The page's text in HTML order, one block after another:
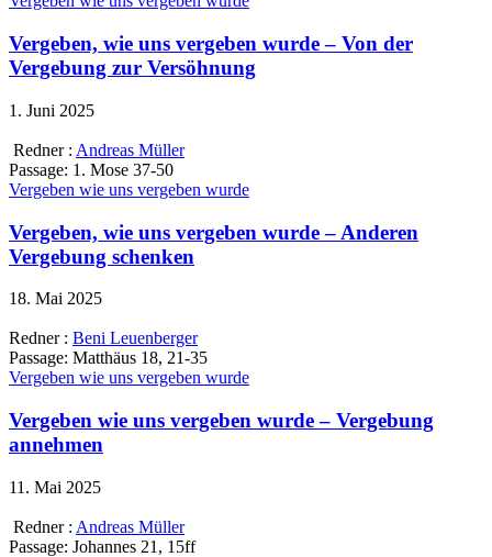
Vergeben, wie uns vergeben wurde – Von der
Vergebung zur Versöhnung
1. Juni 2025
Redner : Andreas Müller
Passage: 1. Mose 37-50
Vergeben wie uns vergeben wurde
Vergeben, wie uns vergeben wurde – Anderen
Vergebung schenken
18. Mai 2025
Redner : Beni Leuenberger
Passage: Matthäus 18, 21-35
Vergeben wie uns vergeben wurde
Vergeben wie uns vergeben wurde – Vergebung
annehmen
11. Mai 2025
Redner : Andreas Müller
Passage: Johannes 21, 15ff